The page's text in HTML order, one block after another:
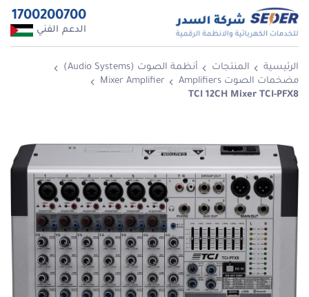
1700200700
الدعم الفني
الرئيسية المنتجات
أنظمة الصوت (Audio Systems)
مضخمات الصوت Amplifiers
Mixer Amplifier
TCI 12CH Mixer TCI-PFX8